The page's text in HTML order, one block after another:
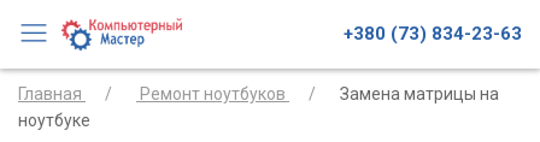
+380 (73) 834-23-63
Главная Ремонт ноутбуков
Замена матрицы на
ноутбуке